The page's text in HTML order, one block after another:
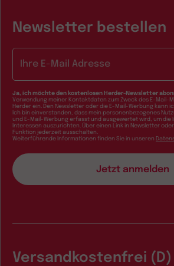
Newsletter bestellen
Ja, ich möchte den kostenlosen Herder-Newsletter
Verwendung meiner Kontaktdaten zum Zweck des E-Mail-
Herder ein. Den Newsletter oder die E-Mail-Werbung kann
Ich bin einverstanden, dass mein personenbezogenes
und E-Mail-Werbung erfasst und ausgewertet wird, um die
Interessen auszurichten. Über einen Link in Newsletter
Funktion jederzeit ausschalten.
Weiterführende Informationen finden Sie in unseren
Versandkostenfrei (D)